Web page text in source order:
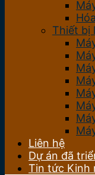
Thiết bị
Liên hệ
Dự án đã
Tin tức Kinh